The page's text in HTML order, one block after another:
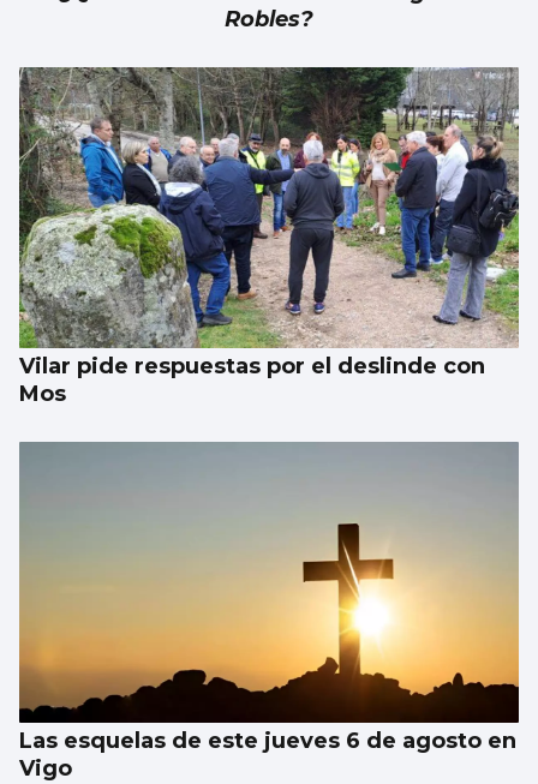
Robles?
Vilar pide respuestas por el deslinde con
Mos
Las esquelas de este jueves 6 de agosto en
Vigo